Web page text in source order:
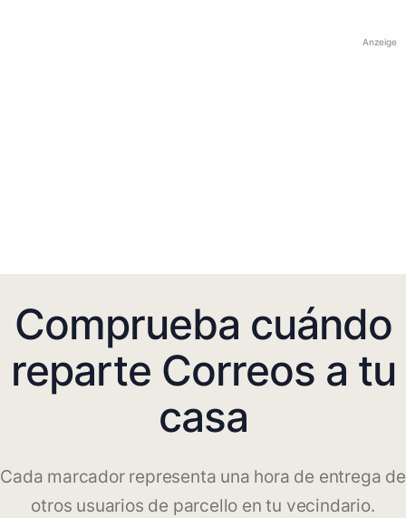
Anzeige
Comprueba cuándo
reparte Correos a tu
casa
Cada marcador representa una hora de entrega de
otros usuarios de parcello en tu vecindario.